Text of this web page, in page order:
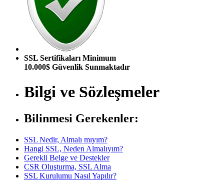
SSL Sertifikaları Minimum
10.000$ Güvenlik Sunmaktadır
Bilgi ve Sözleşmeler
Bilinmesi Gerekenler:
SSL Nedir, Almalı mıyım?
Hangi SSL, Neden Almalıyım?
Gerekli Belge ve Destekler
CSR Oluşturma, SSL Alma
SSL Kurulumu Nasıl Yapılır?